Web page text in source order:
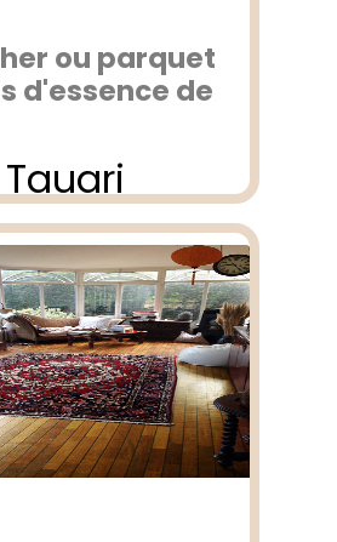
ou parquet
d'essence de
Tauari